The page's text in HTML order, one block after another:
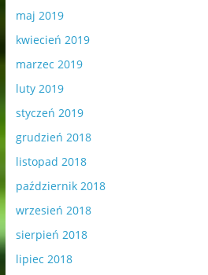
maj 2019
kwiecień 2019
marzec 2019
luty 2019
styczeń 2019
grudzień 2018
listopad 2018
październik 2018
wrzesień 2018
sierpień 2018
lipiec 2018